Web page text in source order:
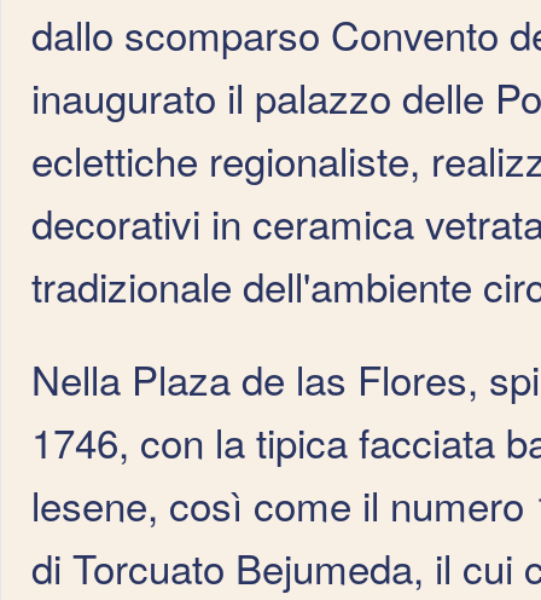
dallo scomparso Convento
inaugurato il palazzo delle
eclettiche regionaliste,
decorativi in ceramica
tradizionale dell'ambiente
Nella Plaza de las Flores,
1746, con la tipica facciata
lesene, così come il
di Torcuato Bejumeda, il cui